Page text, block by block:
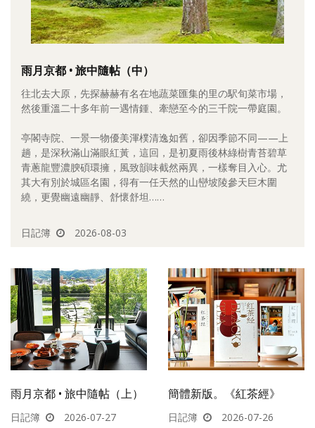
餐桌週記
享樂隨手拍
照相簿
影音區
歷史區
關於Yilan
媒體報導一覽
合作與代言
訂閱電子報
雨月京都 • 旅中隨帖（中）
往北去大原，先探赫赫有名在地蔬菜匯集的里の駅旬菜市場，
然後重溫二十多年前一遇情鍾、牽戀至今的三千院一帶庭園。
亭閣寺院、一景一物優美渾樸清逸如舊，卻因季節不同——上
趟，是深秋滿山滿眼紅黃，這回，是初夏雨後林綠樹青苔碧草
青蔥龍豐濃腴碩環擁，風致韻味截然兩異，一樣奪目入心。尤
其大有別於城區名園，得有一任天然的山巒坡陵參天巨木圍
繞，更覺幽遠幽靜、舒懷舒坦……
日記簿 2026-08-03
雨月京都 • 旅中隨帖（上）
日記簿 2026-07-27
簡體新版。《紅茶經》
日記簿 2026-07-26